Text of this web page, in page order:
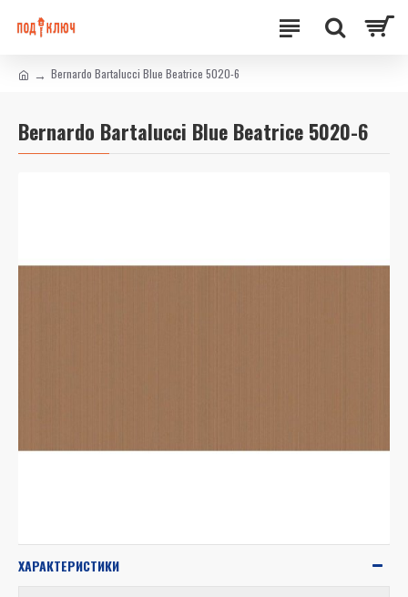
Bernardo Bartalucci Blue Beatrice 5020-6
Bernardo Bartalucci Blue Beatrice 5020-6
ХАРАКТЕРИСТИКИ